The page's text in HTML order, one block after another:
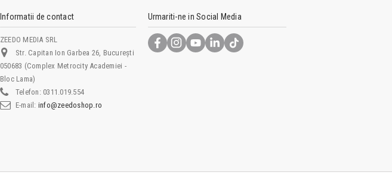
Informatii de contact
ZEEDO MEDIA SRL
Str. Capitan Ion Garbea 26, București
050683 (Complex Metrocity Academiei -
Bloc Lama)
Telefon: 0311.019.554
E-mail: info@zeedoshop.ro
Urmariti-ne in Social Media